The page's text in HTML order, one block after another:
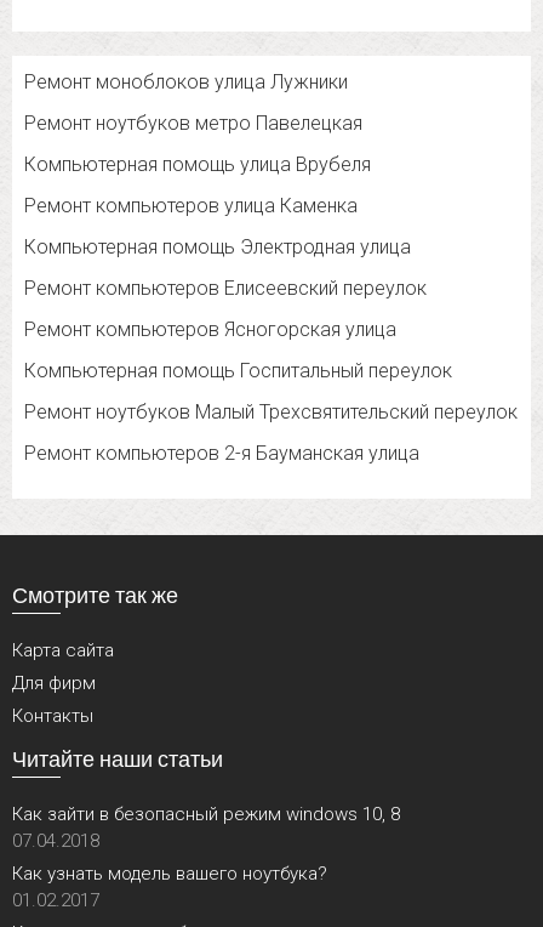
Ремонт моноблоков улица Лужники
Ремонт ноутбуков метро Павелецкая
Компьютерная помощь улица Врубеля
Ремонт компьютеров улица Каменка
Компьютерная помощь Электродная улица
Ремонт компьютеров Елисеевский переулок
Ремонт компьютеров Ясногорская улица
Компьютерная помощь Госпитальный переулок
Ремонт ноутбуков Малый Трехсвятительский переулок
Ремонт компьютеров 2-я Бауманская улица
Смотрите так же
Карта сайта
Для фирм
Контакты
Читайте наши статьи
Как зайти в безопасный режим windows 10, 8
07.04.2018
Как узнать модель вашего ноутбука?
01.02.2017